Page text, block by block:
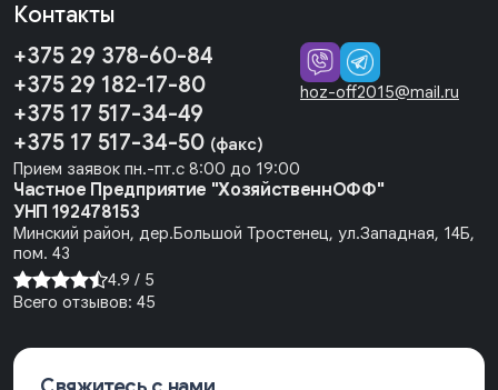
Контакты
+375 29 378-60-84
+375 29 182-17-80
+375 17 517-34-49
+375 17 517-34-50 (факс)
Прием заявок пн.-пт.с 8:00 до 19:00
hoz-off2015@mail.ru
Частное Предприятие "ХозяйственнОФФ"
УНП 192478153
Минский район, дер.Большой Тростенец, ул.Западная, 14Б,
пом. 43
4.9 / 5
Всего отзывов: 45